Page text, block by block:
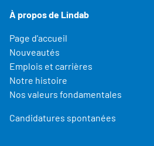
À propos de Lindab
Page d'accueil
Nouveautés
Emplois et carrières
Notre histoire
Nos valeurs fondamentales
Candidatures spontanées